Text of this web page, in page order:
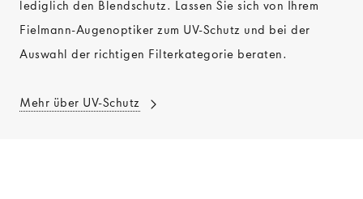
lediglich den Blendschutz. Lassen Sie sich von Ihrem
Fielmann-Augenoptiker zum UV-Schutz und bei der
Auswahl der richtigen Filterkategorie beraten.
Mehr über UV-Schutz